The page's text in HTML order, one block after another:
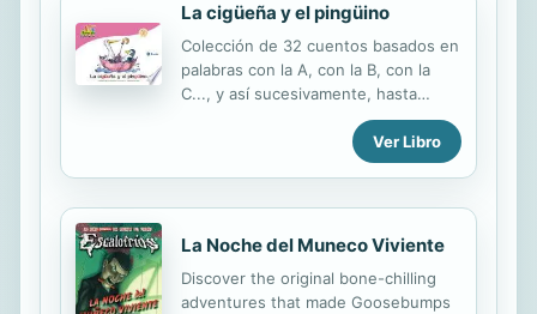
Mosqueta y su amuleto mágico
aseguran que Mauricio es un héroe,
y le ofrecen una plaza en el Club de
los Aventureros. Mauricio acepta, y
se une al grupo de héroes errantes
en su caravana gigante. Allí conocerá
al resto del equipo, cada uno con
sus disparatados poderes. Pronto
emprenderán su primera misión: la
La cigüeña y el pingüino
Colección de 32 cuentos basados en
palabras con la A, con la B, con la
C..., y así sucesivamente, hasta
completar los 32 sonidos del
abecedario. Las palabras clave de
cada doble página aparecen en
sustituyen a palabras). Textos
sencillos y divertidos con muchos
al final de cada cuento.
Ver Libro
La Noche del Muneco Viviente
Discover the original bone-chilling
adventures that made Goosebumps